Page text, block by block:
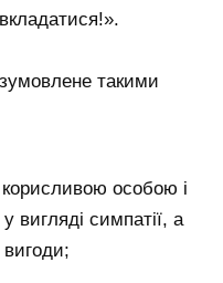
такими
особою і
вигляді симпатії, а